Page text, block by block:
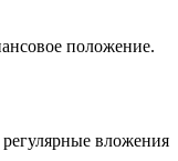
положение.
вложения